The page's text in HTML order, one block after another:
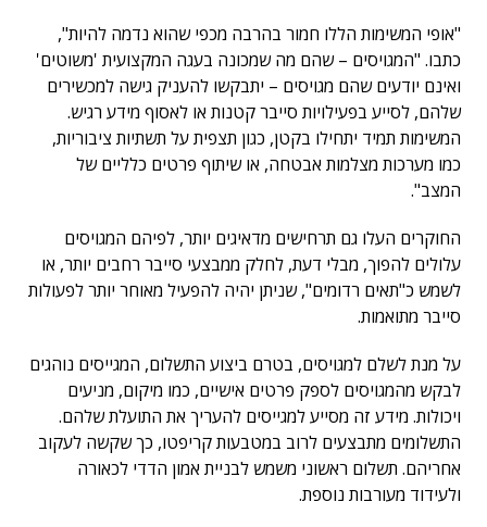
"אופי המשימות הללו חמור בהרבה מכפי שהוא נדמה להיות",
כתבו. "המגויסים – שהם מה שמכונה בעגה המקצועית 'משוטים'
ואינם יודעים שהם מגויסים – יתבקשו להעניק גישה למכשירים
שלהם, לסייע בפעילויות סייבר קטנות או לאסוף מידע רגיש.
המשימות תמיד יתחילו בקטן, כגון תצפית על תשתיות ציבוריות,
כמו מערכות מצלמות אבטחה, או שיתוף פרטים כלליים של
המצב".
החוקרים העלו גם תרחישים מדאיגים יותר, לפיהם המגויסים
עלולים להפוך, מבלי דעת, לחלק ממבצעי סייבר רחבים יותר, או
לשמש כ"תאים רדומים", שניתן יהיה להפעיל מאוחר יותר לפעולות
סייבר מתואמות.
על מנת לשלם למגויסים, בטרם ביצוע התשלום, המגייסים נוהגים
לבקש מהמגויסים לספק פרטים אישיים, כמו מיקום, מניעים
ויכולות. מידע זה מסייע למגייסים להעריך את התועלת שלהם.
התשלומים מתבצעים לרוב במטבעות קריפטו, כך שקשה לעקוב
אחריהם. תשלום ראשוני משמש לבניית אמון הדדי לכאורה
ולעידוד מעורבות נוספת.